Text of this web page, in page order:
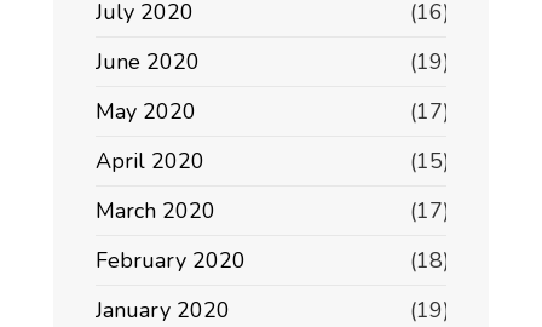
July 2020
(16)
June 2020
(19)
May 2020
(17)
April 2020
(15)
March 2020
(17)
February 2020
(18)
January 2020
(19)